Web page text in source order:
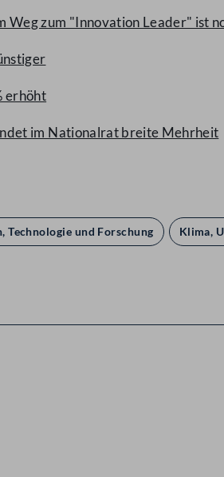
Weg zum "Innovation Leader" ist
erhöht
im Nationalrat breite Mehrheit
Technologie und Forschung Klima,